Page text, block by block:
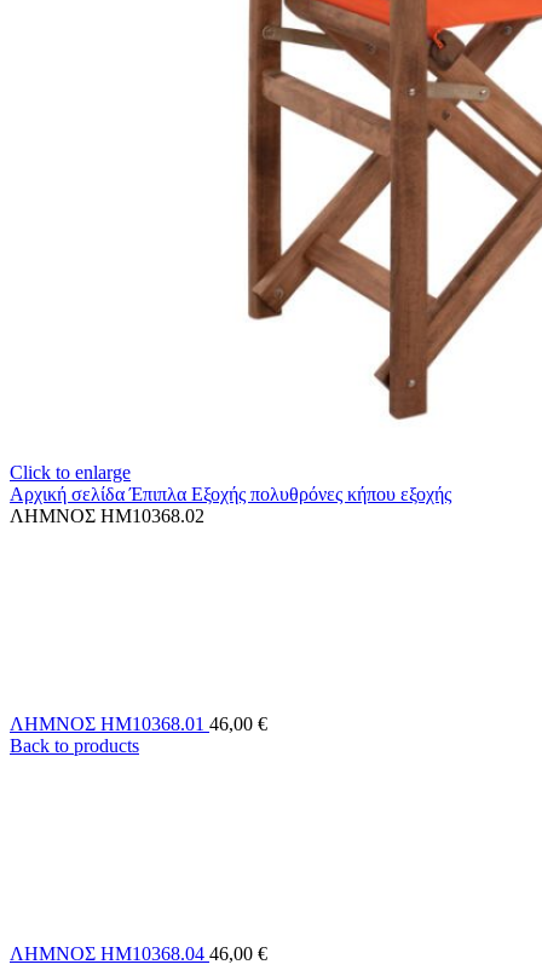
Click to enlarge
Αρχική σελίδαΈπιπλα Εξοχής πολυθρόνες κήπου εξοχής
ΛΗΜΝΟΣ HM10368.02
ΛΗΜΝΟΣ HM10368.01 46,00 €
Back to products
ΛΗΜΝΟΣ HM10368.04 46,00 €